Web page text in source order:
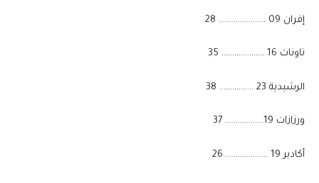
​إفران 09 …………………. 28
​تاونات 16 ……………….. 35
​الرشيدية 23 ……………. 38
​ورزازات 19……………… 37
​أكادير 19 …………………26